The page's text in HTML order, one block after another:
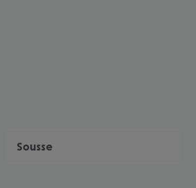
Sousse